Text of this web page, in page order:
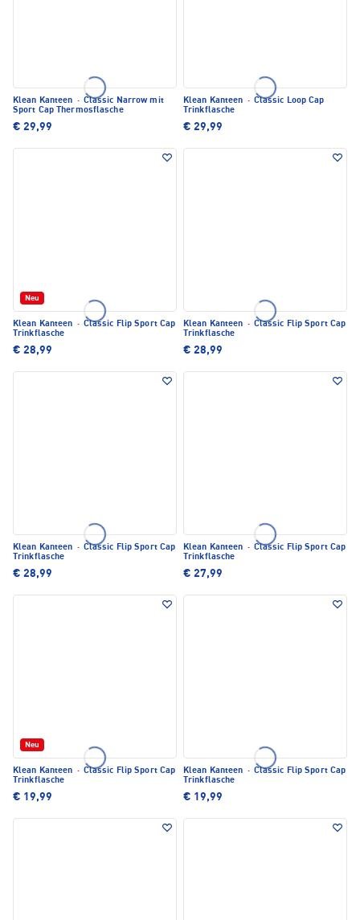
Klean Kanteen · Classic Narrow mit
Sport Cap Thermosflasche
€ 29,99
Klean Kanteen · Classic Loop Cap
Trinkflasche
€ 29,99
Neu
Klean Kanteen · Classic Flip Sport Cap
Trinkflasche
€ 28,99
Klean Kanteen · Classic Flip Sport Cap
Trinkflasche
€ 28,99
Klean Kanteen · Classic Flip Sport Cap
Trinkflasche
€ 28,99
Klean Kanteen · Classic Flip Sport Cap
Trinkflasche
€ 27,99
Neu
Klean Kanteen · Classic Flip Sport Cap
Trinkflasche
€ 19,99
Klean Kanteen · Classic Flip Sport Cap
Trinkflasche
€ 19,99